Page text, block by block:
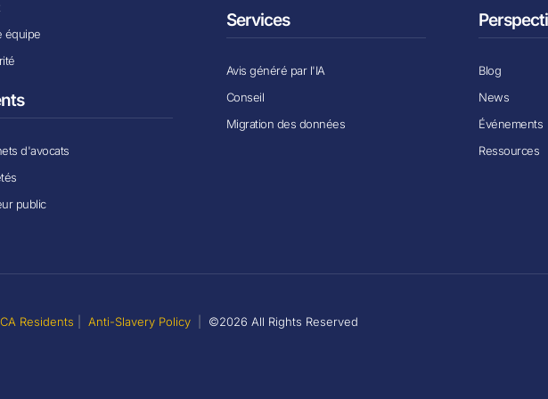
équipe
d'avocats
public
Services
Avis généré par l'IA
Conseil
Migration des données
Blog
News
Événements
Ressources
Residents Anti-Slavery Policy ©2026 All Rights Reserved